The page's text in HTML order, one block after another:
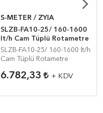
S-METER / ZYIA
SLZB-FA10-25/ 160-1600
lt/h Cam Tüplü Rotametre
SLZB-FA10-25/ 160-1600 lt/h
Cam Tüplü Rotametre
6.782,33 + KDV